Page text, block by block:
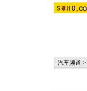
汽车频道 >